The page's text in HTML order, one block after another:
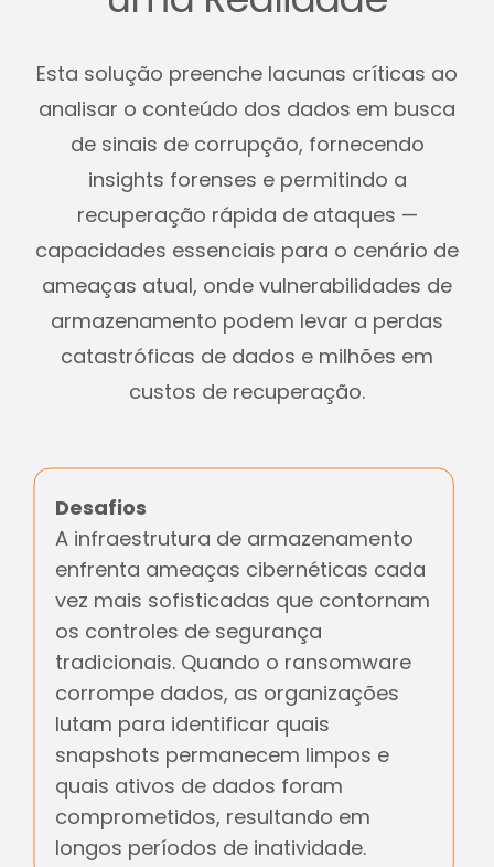
Esta solução preenche lacunas críticas ao
analisar o conteúdo dos dados em busca
de sinais de corrupção, fornecendo
insights forenses e permitindo a
recuperação rápida de ataques —
capacidades essenciais para o cenário de
ameaças atual, onde vulnerabilidades de
armazenamento podem levar a perdas
catastróficas de dados e milhões em
custos de recuperação.
Desafios
A infraestrutura de armazenamento
enfrenta ameaças cibernéticas cada
vez mais sofisticadas que contornam
os controles de segurança
tradicionais. Quando o ransomware
corrompe dados, as organizações
lutam para identificar quais
snapshots permanecem limpos e
quais ativos de dados foram
comprometidos, resultando em
longos períodos de inatividade.